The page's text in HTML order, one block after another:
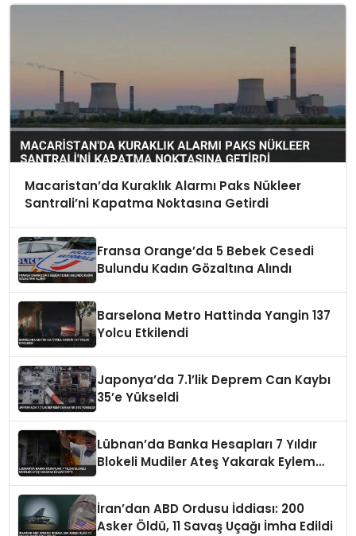
Macaristan’da Kuraklık Alarmı Paks Nükleer
Santrali’ni Kapatma Noktasına Getirdi
Fransa Orange’da 5 Bebek Cesedi
Bulundu Kadın Gözaltına Alındı
Barselona Metro Hattinda Yangin 137
Yolcu Etkilendi
Japonya’da 7.1’lik Deprem Can Kaybı
35’e Yükseldi
Lübnan’da Banka Hesapları 7 Yıldır
Blokeli Mudiler Ateş Yakarak Eylem
İran’dan ABD Ordusu İddiası: 200
Asker Öldü, 11 Savaş Uçağı İmha Edildi